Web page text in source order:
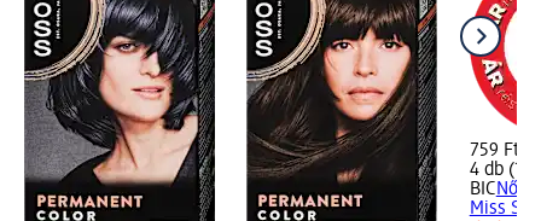
759 Ft
4 db
BICNői
Miss